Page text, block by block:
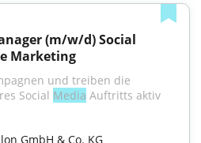
Marketing
und treiben die
Social Media Auftritts aktiv
GmbH & Co. KG